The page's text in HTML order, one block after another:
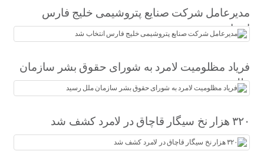
مدیرعامل شرکت صنایع پتروشیمی خلیج فارس
انتخاب شد
فریاد مظلومیت لامرد به شورای حقوق بشر سازمان
ملل رسید
۳۲۰ هزار نخ سیگار قاچاق در لامرد کشف شد